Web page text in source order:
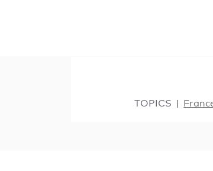
TOPICS